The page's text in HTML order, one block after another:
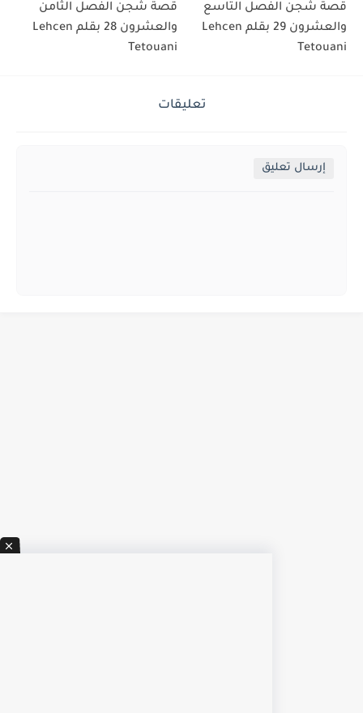
قصة شجن الفصل التاسع
والعشرون 29 بقلم Lehcen
Tetouani
قصة شجن الفصل الثامن
والعشرون 28 بقلم Lehcen
Tetouani
تعليقات
إرسال تعليق